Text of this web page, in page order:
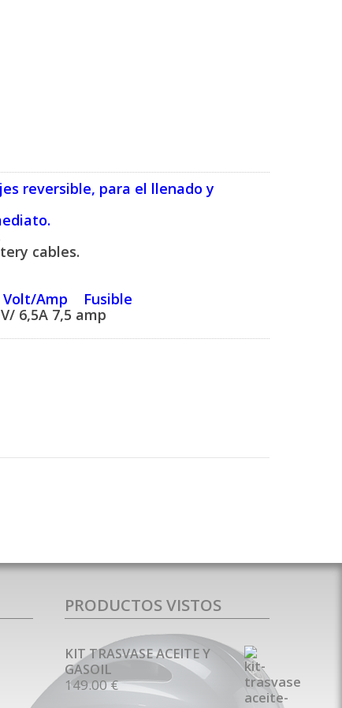
reversible, para el llenado y
cables.
Amp Fusible
6,5A 7,5 amp
PRODUCTOS VISTOS
KIT TRASVASE ACEITE Y
GASOIL
149.00 €